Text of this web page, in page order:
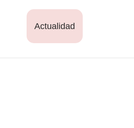
Actualidad